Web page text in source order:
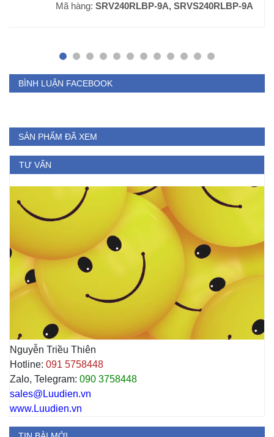
Mã hàng: SRV240RLBP-9A, SRVS240RLBP-9A
BÌNH LUẬN FACEBOOK
SẢN PHẨM ĐÃ XEM
TƯ VẤN
Nguyễn Triều Thiên
Hotline: 091 5758448
Zalo, Telegram: 090 3758448
sales@Luudien.vn
www.Luudien.vn